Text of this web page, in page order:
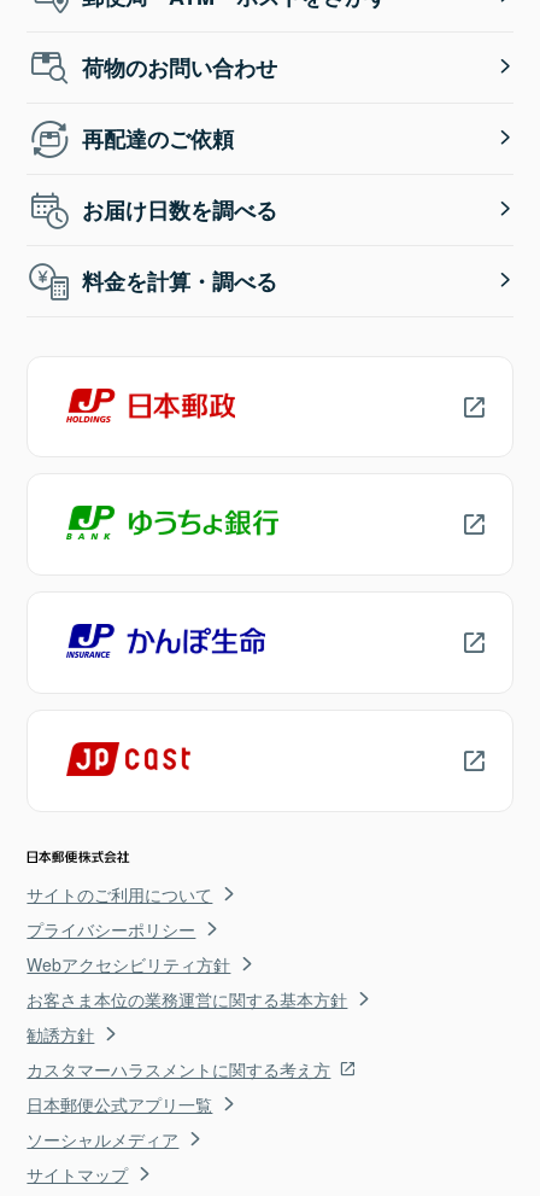
荷物のお問い合わせ
再配達のご依頼
お届け日数を調べる
料金を計算・調べる
サイトのご利用について
プライバシーポリシー
Webアクセシビリティ方針
お客さま本位の業務運営に関する基本方針
勧誘方針
カスタマーハラスメントに関する考え方
日本郵便公式アプリ一覧
ソーシャルメディア
サイトマップ